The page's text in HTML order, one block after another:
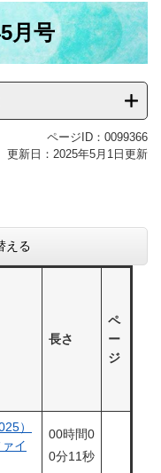
月号
ページID：0099366
更新日：2025年5月1日更新
える
長さ
ペ
ー
ジ
）
イ
00時間0
0分11秒